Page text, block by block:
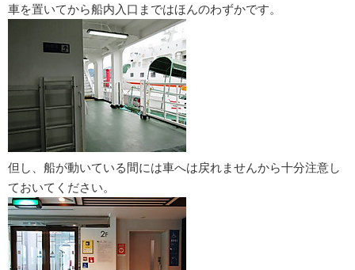
車を置いてから船内入口まではほんのわずかです。
但し、船が動いている間には車へは戻れませんから十分注意し
ておいてください。